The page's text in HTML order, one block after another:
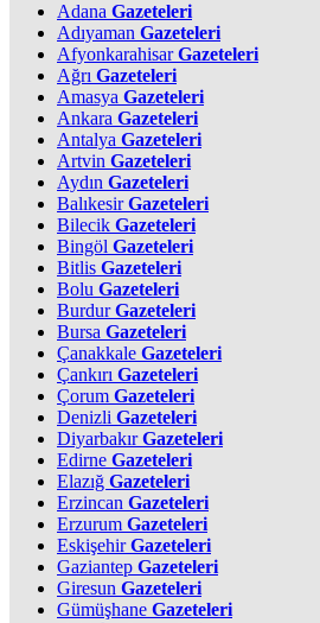
Adana Gazeteleri
Adıyaman Gazeteleri
AfyonkarahisarGazeteleri
Ağrı Gazeteleri
Amasya Gazeteleri
Ankara Gazeteleri
Antalya Gazeteleri
Artvin Gazeteleri
Aydın Gazeteleri
BalıkesirGazeteleri
Bilecik Gazeteleri
Bingöl Gazeteleri
Bitlis Gazeteleri
Bolu Gazeteleri
BurdurGazeteleri
Bursa Gazeteleri
Çanakkale Gazeteleri
Çankırı Gazeteleri
Çorum Gazeteleri
Denizli Gazeteleri
DiyarbakırGazeteleri
Edirne Gazeteleri
Elazığ Gazeteleri
Erzincan Gazeteleri
Erzurum Gazeteleri
EskişehirGazeteleri
Gaziantep Gazeteleri
Giresun Gazeteleri
Gümüşhane Gazeteleri